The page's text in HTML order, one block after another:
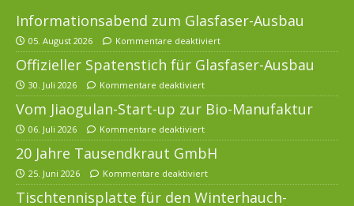
Informationsabend zum Glasfaser-Ausbau
05. August 2026 Kommentare deaktiviert
Offizieller Spatenstich für Glasfaser-Ausbau
30. Juli 2026 Kommentare deaktiviert
Vom Jiaogulan-Start-up zur Bio-Manufaktur
06. Juli 2026 Kommentare deaktiviert
20 Jahre Tausendkraut GmbH
25. Juni 2026 Kommentare deaktiviert
Tischtennisplatte für den Winterhauch-